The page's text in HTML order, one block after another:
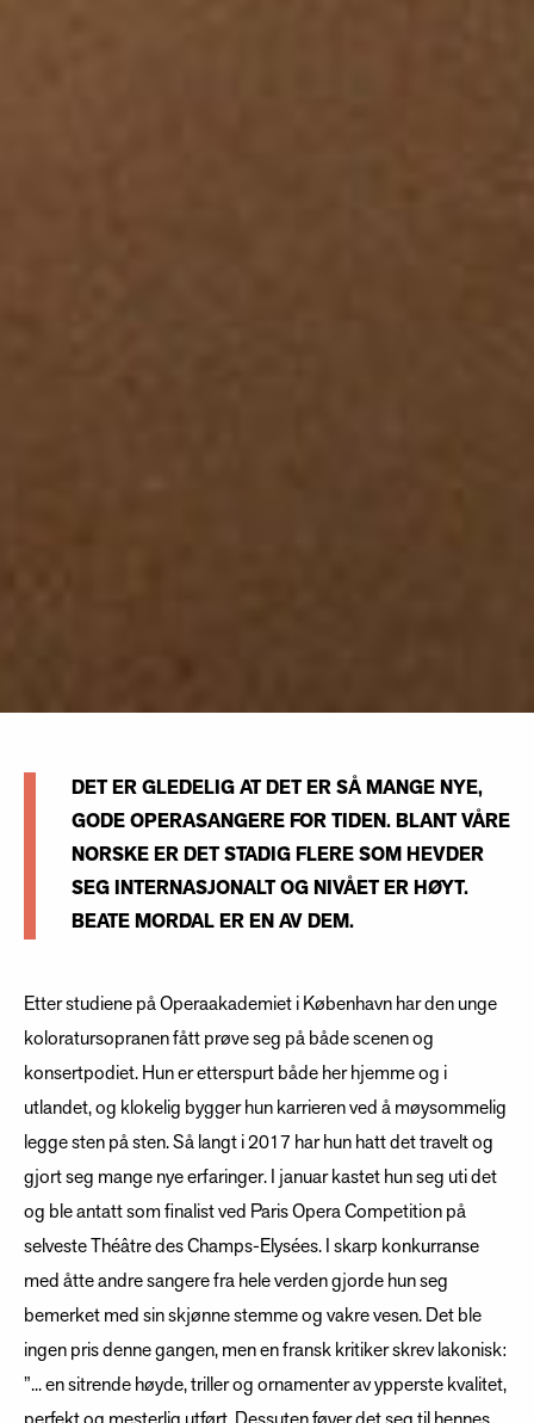
DET ER GLEDELIG AT DET ER SÅ MANGE NYE,
GODE OPERASANGERE FOR TIDEN. BLANT VÅRE
NORSKE ER DET STADIG FLERE SOM HEVDER
SEG INTERNASJONALT OG NIVÅET ER HØYT.
BEATE MORDAL ER EN AV DEM.
Etter studiene på Operaakademiet i København har den unge
koloratursopranen fått prøve seg på både scenen og
konsertpodiet. Hun er etterspurt både her hjemme og i
utlandet, og klokelig bygger hun karrieren ved å møysommelig
legge sten på sten. Så langt i 2017 har hun hatt det travelt og
gjort seg mange nye erfaringer. I januar kastet hun seg uti det
og ble antatt som finalist ved Paris Opera Competition på
selveste Théâtre des Champs-Elysées. I skarp konkurranse
med åtte andre sangere fra hele verden gjorde hun seg
bemerket med sin skjønne stemme og vakre vesen. Det ble
ingen pris denne gangen, men en fransk kritiker skrev lakonisk:
”... en sitrende høyde, triller og ornamenter av ypperste kvalitet,